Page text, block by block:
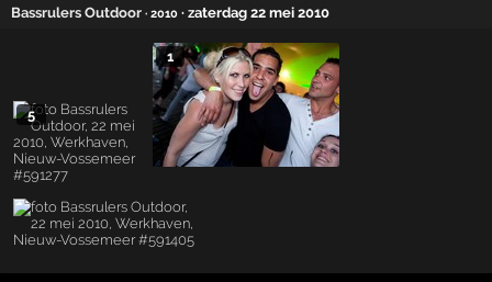
Bassrulers Outdoor · 2010 · zaterdag 22 mei 2010
5
1